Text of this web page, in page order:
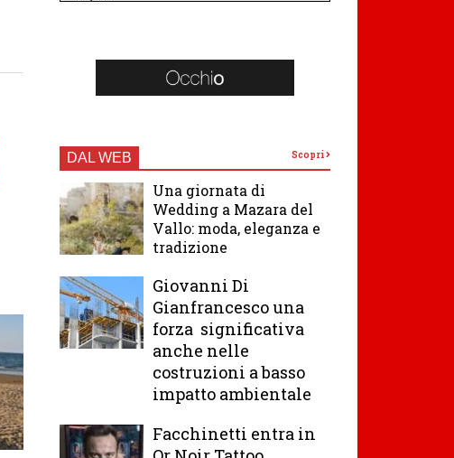
DAL WEB Scopri
Una giornata di
Wedding a Mazara del
Vallo: moda, eleganza e
tradizione
Giovanni Di
Gianfrancesco una
forza significativa
anche nelle
costruzioni a basso
impatto ambientale
Facchinetti entra in